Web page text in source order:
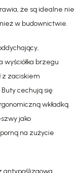
że są idealne nie
w budownictwie.
wyściółka brzegu
z zaciskiem
cechują się
wkładką.
jako
na zużycie
antypoślizgowa,